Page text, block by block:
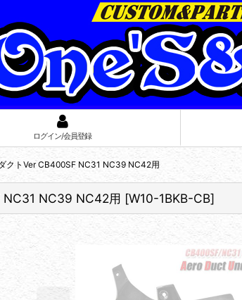
ログイン/会員登録
クトVer CB400SF NC31 NC39 NC42用
NC31 NC39 NC42用 [W10-1BKB-CB]